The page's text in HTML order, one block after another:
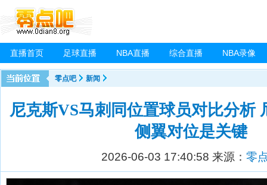
直播首页 足球直播 NBA直播 综合直播 NBA录像
零点吧 新闻
尼克斯VS马刺同位置球员对比分析
侧翼对位是关键
2026-06-03 17:40:58 来源： 零